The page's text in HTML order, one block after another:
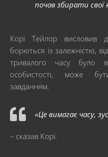
почав збирати свої
Корі Тейлор висловив
борються із залежністю,
тривалого часу було
особистості, може
завданням.
«Це вимагає часу,
– сказав Корі.